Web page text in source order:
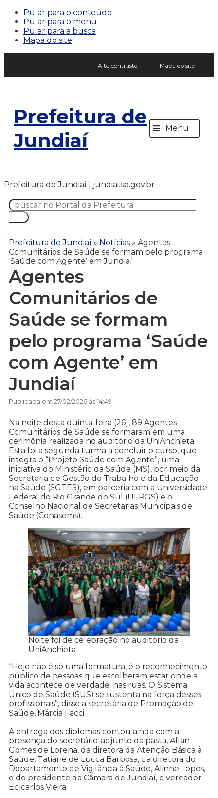
Pular para o conteúdo
Pular para o menu
Pular para a busca
Mapa do site
Alto contraste Mapa do site
Prefeitura de
Jundiaí
≡ Menu
Prefeitura de Jundiaí | jundiai.sp.gov.br
Prefeitura de Jundiaí » Notícias » Agentes
Comunitários de Saúde se formam pelo programa
‘Saúde com Agente’ em Jundiaí
Agentes
Comunitários de
Saúde se formam
pelo programa ‘Saúde
com Agente’ em
Jundiaí
Publicada em 27/02/2026 às 14:49
Na noite desta quinta-feira (26), 89 Agentes
Comunitários de Saúde se formaram em uma
cerimônia realizada no auditório da UniAnchieta.
Esta foi a segunda turma a concluir o curso, que
integra o “Projeto Saúde com Agente”, uma
iniciativa do Ministério da Saúde (MS), por meio da
Secretaria de Gestão do Trabalho e da Educação
na Saúde (SGTES), em parceria com a Universidade
Federal do Rio Grande do Sul (UFRGS) e o
Conselho Nacional de Secretarias Municipais de
Saúde (Conasems).
Noite foi de celebração no auditório da
UniAnchieta
“Hoje não é só uma formatura, é o reconhecimento
público de pessoas que escolheram estar onde a
vida acontece de verdade: nas ruas. O Sistema
Único de Saúde (SUS) se sustenta na força desses
profissionais”, disse a secretária de Promoção de
Saúde, Márcia Facci.
A entrega dos diplomas contou ainda com a
presença do secretário-adjunto da pasta, Allan
Gomes de Lorena, da diretora da Atenção Básica à
Saúde, Tatiane de Lucca Barbosa, da diretora do
Departamento de Vigilância à Saúde, Alinne Lopes,
e do presidente da Câmara de Jundiaí, o vereador
Edicarlos Vieira.